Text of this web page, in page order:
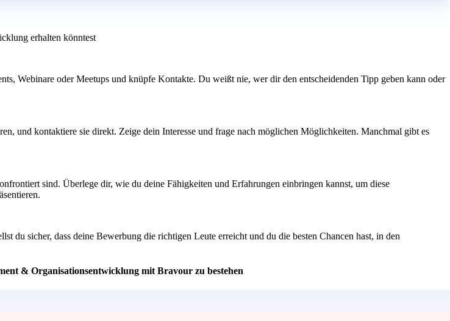
erhalten könntest
Webinare oder Meetups und knüpfe Kontakte. Du weißt nie, wer dir den entscheidenden Tipp geben kann oder
und kontaktiere sie direkt. Zeige dein Interesse und frage nach möglichen Möglichkeiten. Manchmal gibt es
sind. Überlege dir, wie du deine Fähigkeiten und Erfahrungen einbringen kannst, um diese
du sicher, dass deine Bewerbung die richtigen Leute erreicht und du die besten Chancen hast, in den
& Organisationsentwicklung mit Bravour zu bestehen